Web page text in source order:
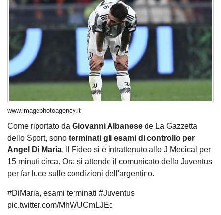
www.imagephotoagency.it
Come riportato da Giovanni Albanese de La Gazzetta
dello Sport, sono terminati gli esami di controllo per
Angel Di Maria. Il Fideo si è intrattenuto allo J Medical per
15 minuti circa. Ora si attende il comunicato della Juventus
per far luce sulle condizioni dell'argentino.
#DiMaria, esami terminati #Juventus
pic.twitter.com/MhWUCmLJEc